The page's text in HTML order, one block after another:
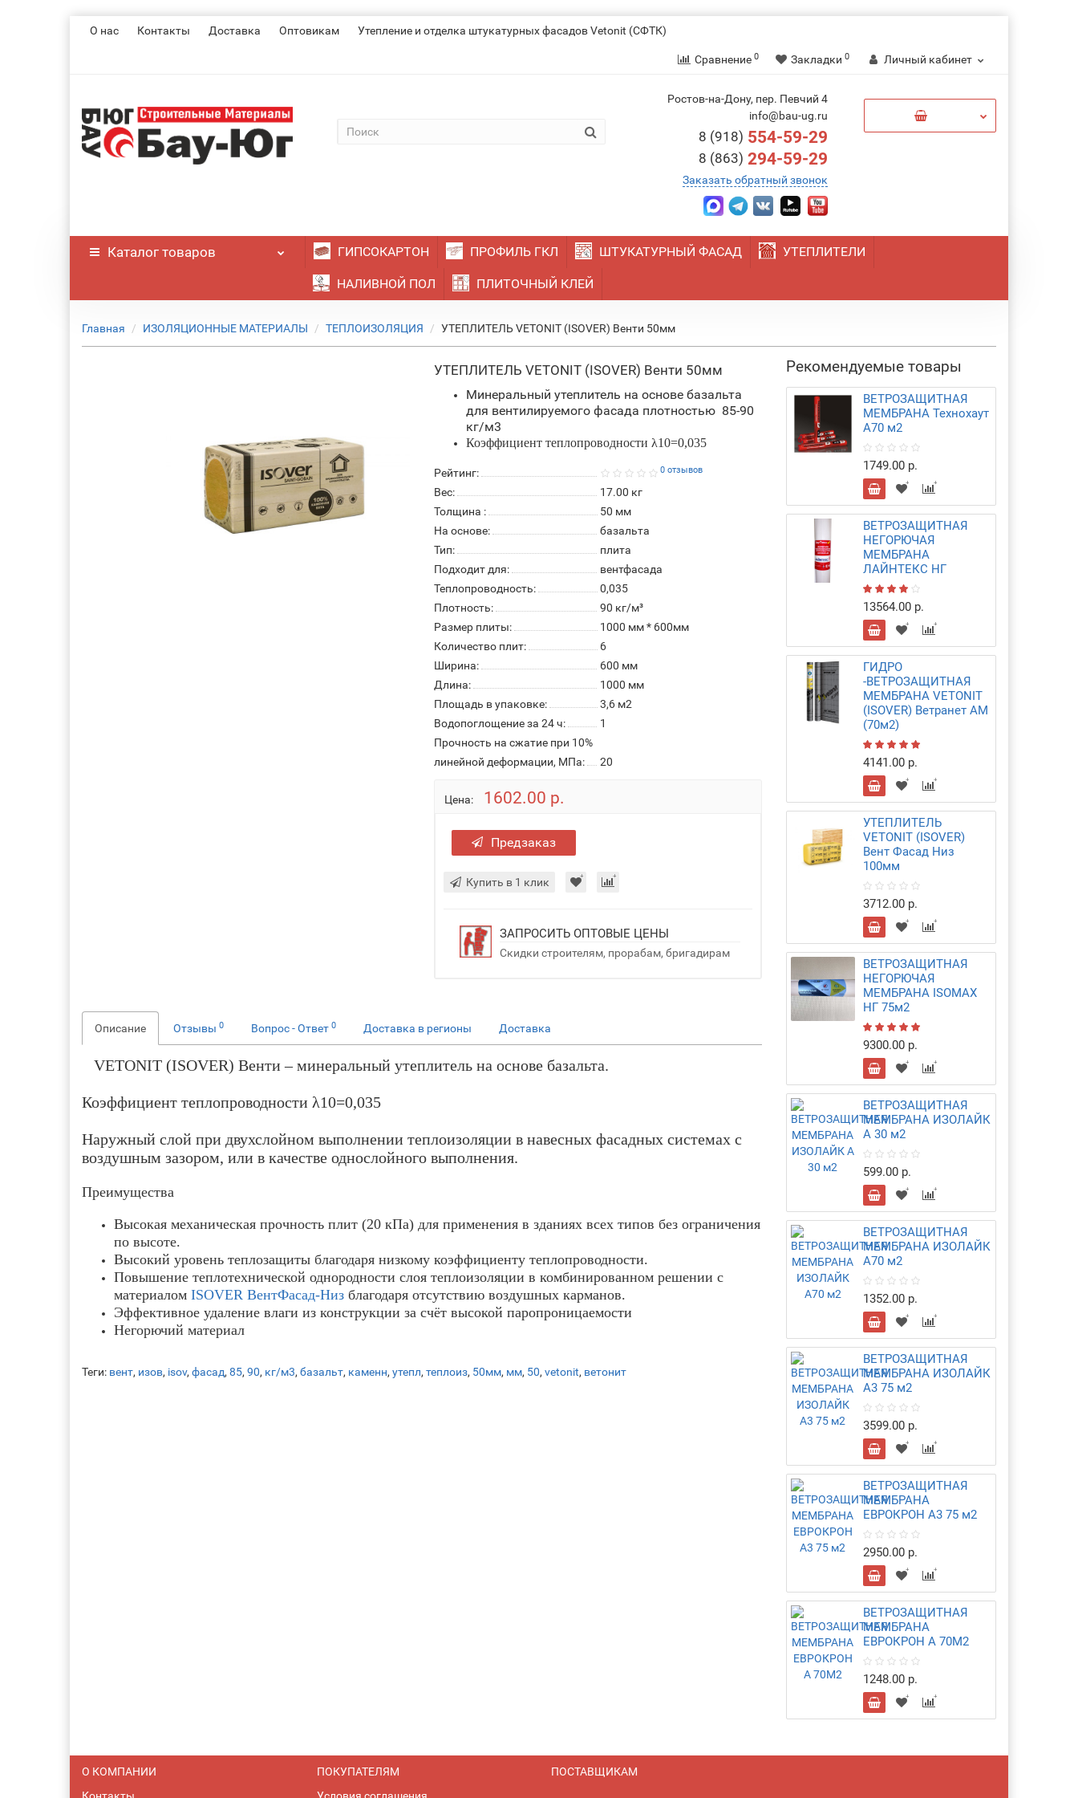
О нас Контакты Доставка Оптовикам Утепление и отделка штукатурных фасадов Vetonit (СФТК)
Сравнение 0 Закладки 0 Личный кабинет
Ростов-на-Дону, пер. Певчий 4
info@bau-ug.ru
8 (918) 554-59-29
8 (863) 294-59-29
Заказать обратный звонок
Каталог товаров ГИПСОКАРТОН ПРОФИЛЬ ГКЛ ШТУКАТУРНЫЙ ФАСАД УТЕПЛИТЕЛИ
НАЛИВНОЙ ПОЛ ПЛИТОЧНЫЙ КЛЕЙ
Главная ИЗОЛЯЦИОННЫЕ МАТЕРИАЛЫ ТЕПЛОИЗОЛЯЦИЯ УТЕПЛИТЕЛЬ VETONIT (ISOVER) Венти 50мм
УТЕПЛИТЕЛЬ VETONIT (ISOVER) Венти 50мм
Минеральный утеплитель на основе базальта
для вентилируемого фасада плотностью 85-90
кг/м3
Коэффициент теплопроводности λ10=0,035
Рейтинг: 0 отзывов
Вес: 17.00 кг
Толщина :
50 мм
На основе:
базальта
Тип:
плита
Подходит для:
вентфасада
Теплопроводность:
0,035
Плотность:
90 кг/м³
Размер плиты:
1000 мм * 600мм
Количество плит:
6
Ширина:
600 мм
Длина:
1000 мм
Площадь в упаковке:
3,6 м2
Водопоглощение за 24 ч:
1
Прочность на сжатие при 10%
линейной деформации, МПа:
20
Цена: 1602.00 р.
Предзаказ
Купить в 1 клик
ЗАПРОСИТЬ ОПТОВЫЕ ЦЕНЫ
Скидки строителям, прорабам, бригадирам
Описание Отзывы 0 Вопрос - Ответ 0 Доставка в регионы Доставка
VETONIT (ISOVER) Венти – минеральный утеплитель на основе базальта.
Коэффициент теплопроводности λ10=0,035
Наружный слой при двухслойном выполнении теплоизоляции в навесных фасадных системах с
воздушным зазором, или в качестве однослойного выполнения.
Преимущества
Высокая механическая прочность плит (20 кПа) для применения в зданиях всех типов без ограничения
по высоте.
Высокий уровень теплозащиты благодаря низкому коэффициенту теплопроводности.
Повышение теплотехнической однородности слоя теплоизоляции в комбинированном решении с
материалом ISOVER ВентФасад-Низ благодаря отсутствию воздушных карманов.
Эффективное удаление влаги из конструкции за счёт высокой паропроницаемости
Негорючий материал
Теги: вент, изов, isov, фасад, 85, 90, кг/м3, базальт, каменн, утепл, теплоиз, 50мм, мм, 50, vetonit, ветонит
Рекомендуемые товары
ВЕТРОЗАЩИТНАЯ
МЕМБРАНА Технохаут
А70 м2
1749.00 р.
ВЕТРОЗАЩИТНАЯ
НЕГОРЮЧАЯ
МЕМБРАНА
ЛАЙНТЕКС НГ
13564.00 р.
ГИДРО
-ВЕТРОЗАЩИТНАЯ
МЕМБРАНА VETONIT
(ISOVER) Ветранет AM
(70м2)
4141.00 р.
УТЕПЛИТЕЛЬ
VETONIT (ISOVER)
Вент Фасад Низ
100мм
3712.00 р.
ВЕТРОЗАЩИТНАЯ
НЕГОРЮЧАЯ
МЕМБРАНА ISOMAX
НГ 75м2
9300.00 р.
ВЕТРОЗАЩИТНАЯ
МЕМБРАНА ИЗОЛАЙК
А 30 м2
599.00 р.
ВЕТРОЗАЩИТНАЯ
МЕМБРАНА ИЗОЛАЙК
А70 м2
1352.00 р.
ВЕТРОЗАЩИТНАЯ
МЕМБРАНА ИЗОЛАЙК
А3 75 м2
3599.00 р.
ВЕТРОЗАЩИТНАЯ
МЕМБРАНА
ЕВРОКРОН А3 75 м2
2950.00 р.
ВЕТРОЗАЩИТНАЯ
МЕМБРАНА
ЕВРОКРОН А 70М2
1248.00 р.
О КОМПАНИИ
ПОКУПАТЕЛЯМ
ПОСТАВЩИКАМ